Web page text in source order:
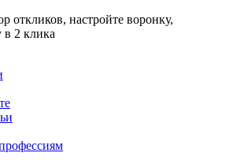
откликов, настройте воронку,
в 2 клика